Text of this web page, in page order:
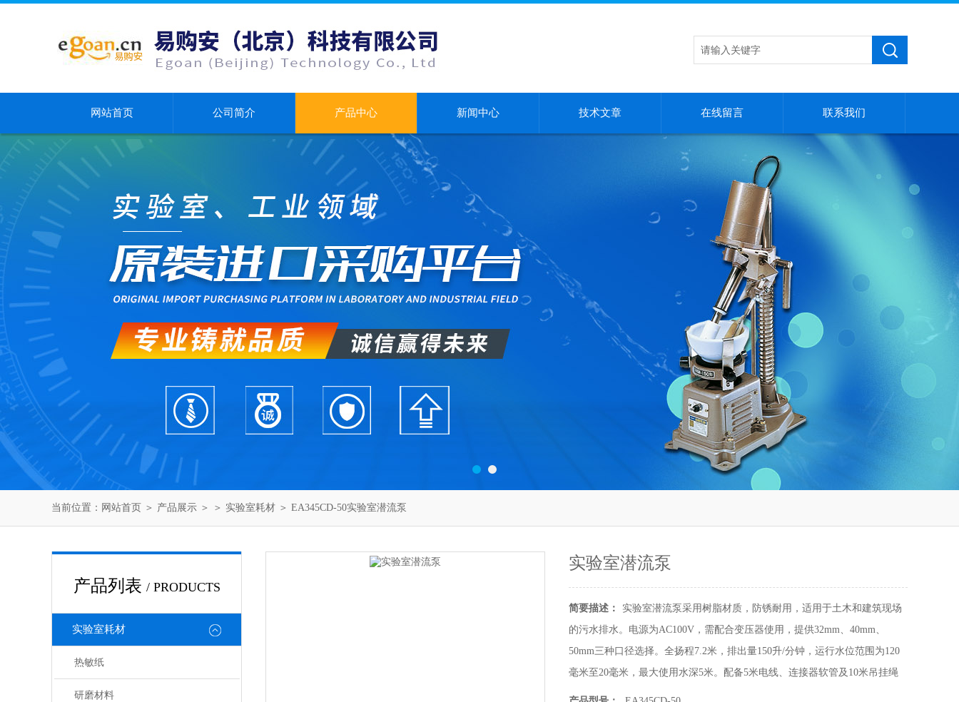
网站首页 公司简介 产品中心 新闻中心 技术文章 在线留言 联系我们
当前位置： 网站首页 ＞ 产品展示 ＞ ＞ 实验室耗材 ＞ EA345CD-50实验室潜流泵
产品列表 / PRODUCTS
实验室耗材
热敏纸
研磨材料
实验室潜流泵
简要描述：
实验室潜流泵采用树脂材质，防锈耐用，适用于土木和建筑现场
的污水排水。电源为AC100V，需配合变压器使用，提供32mm、40mm、
50mm三种口径选择。全扬程7.2米，排出量150升/分钟，运行水位范围为120
毫米至20毫米，最大使用水深5米。配备5米电线、连接器软管及10米吊挂绳
索，尺寸183×178×305毫米，重量3.7公斤。内置过热保护装置，适合长时间工